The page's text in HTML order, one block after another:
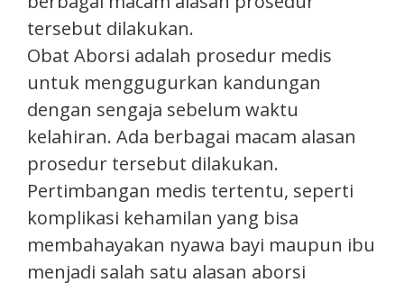
tersebut dilakukan.
Obat Aborsi adalah prosedur medis
untuk menggugurkan kandungan
dengan sengaja sebelum waktu
kelahiran. Ada berbagai macam alasan
prosedur tersebut dilakukan.
Pertimbangan medis tertentu, seperti
komplikasi kehamilan yang bisa
membahayakan nyawa bayi maupun ibu
menjadi salah satu alasan aborsi